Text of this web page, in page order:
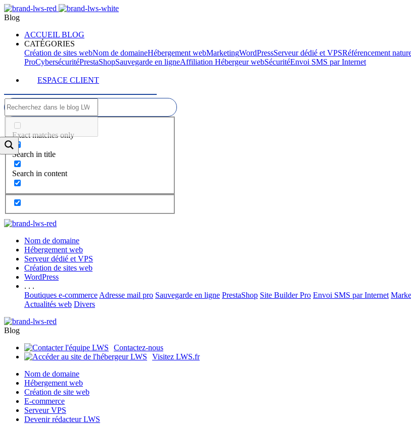
Blog
ACCUEIL BLOG
CATÉGORIES
Création de sites webNom de domaineHébergement webMarketingWordPressServeur dédié et VPSRéférencement
ProCybersécuritéPrestaShopSauvegarde en ligneAffiliation Hébergeur webSécuritéEnvoi SMS par Internet
ESPACE CLIENT
Exact matches only
Search in title
Search in content
Nom de domaine
Hébergement web
Serveur dédié et VPS
Création de sites web
WordPress
. . .
Boutiques e-commerce Adresse mail pro Sauvegarde en ligne PrestaShop Site Builder Pro Envoi SMS par Internet
Actualités web Divers
Blog
Contactez-nous
Visitez LWS.fr
Nom de domaine
Hébergement web
Création de site web
E-commerce
Serveur VPS
Devenir rédacteur LWS